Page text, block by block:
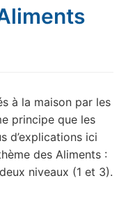
à la maison par les
principe que les
d’explications ici
des Aliments :
niveaux (1 et 3).